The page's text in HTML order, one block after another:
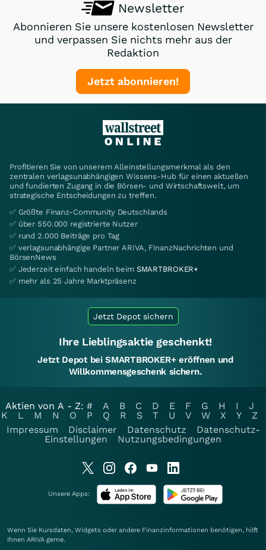
Newsletter
Abonnieren Sie unsere kostenlosen Newsletter
und verpassen Sie nichts mehr aus der
Redaktion
Jetzt abonnieren!
Profitieren Sie von unserem Alleinstellungsmerkmal als den
zentralen verlagsunabhängigen Wissens-Hub für einen aktuellen
und fundierten Zugang in die Börsen- und Wirtschaftswelt, um
strategische Entscheidungen zu treffen.
✅ Größte Finanz-Community Deutschlands
✅ über 550.000 registrierte Nutzer
✅ rund 2.000 Beiträge pro Tag
✅ verlagsunabhängige Partner ARIVA, FinanzNachrichten und
BörsenNews
✅ Jederzeit einfach handeln beim SMARTBROKER+
✅ mehr als 25 Jahre Marktpräsenz
Jetzt Depot sichern
Ihre Lieblingsaktie geschenkt!
Jetzt Depot bei SMARTBROKER+ eröffnen und
Willkommensgeschenk sichern.
Aktien von A - Z: # A B C D E F G H I
J
K
L M N O P Q R S T U V W X Y
Z
Impressum
Disclaimer Datenschutz
Datenschutz-
Einstellungen
Nutzungsbedingungen
Unsere Apps:
Wenn Sie Kursdaten, Widgets oder andere Finanzinformationen benötigen, hilft
Ihnen ARIVA gerne.